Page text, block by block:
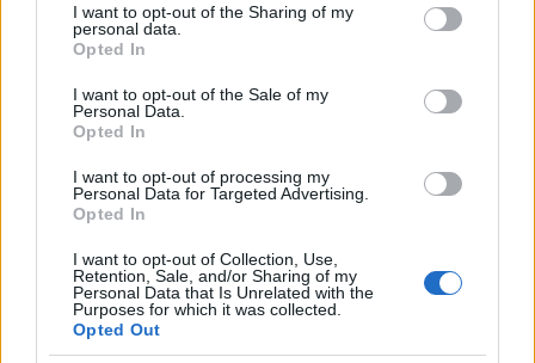
not limited to your visit or usage behaviour. You may click to
grant or deny consent to Google and its third-party tags to
use your data for below specified purposes in below Google
consent section.
I want to opt-out of the Sharing of my
personal data.
Opted In
I want to opt-out of the Sale of my
Personal Data.
Opted In
I want to opt-out of processing my
Personal Data for Targeted Advertising.
Opted In
I want to opt-out of Collection, Use,
Retention, Sale, and/or Sharing of my
Personal Data that Is Unrelated with the
Purposes for which it was collected.
Opted Out
mediációt, spontaneitást és sokrétű figyelmet
igényelnek a múzeumpedagógus részéről. Ez
gyakorlást kíván. Nem egyszerűen csak facilitálunk,
mi magunk is egyfajta „slow-állapotba” kell, hogy
érkezzünk, máskülönben hiteltelenné válik az
élmény.
Fontos, hogy itt nem csak a látogatókról van
szó, hanem rólunk is, akik adott esetben már nagyon
régóta dolgozunk a múzeumban. Én rendszeresen
tanítok egyetemistákat, és minden félévben
megkérem Juditot, hogy tartson nekik is egy slow-
vezetést. Ilyenkor én is végigcsinálom velük a teljes